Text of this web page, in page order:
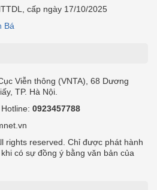
cấp ngày 17/10/2025
Bá
Viễn thông (VNTA), 68 Dương
TP. Hà Nội.
0923457788
rights reserved. Chỉ được phát hành
có sự đồng ý bằng văn bản của